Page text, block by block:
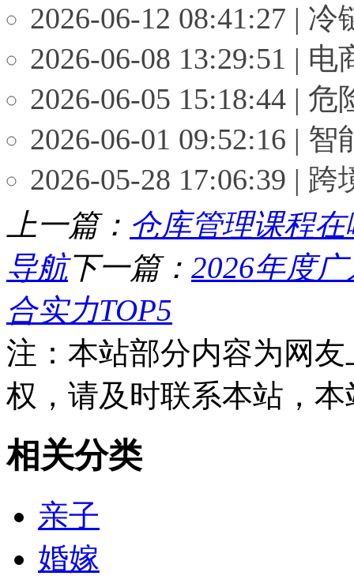
2026-06-12 08:41:27 |
2026-06-08 13:29:51 |
2026-06-05 15:18:44 |
2026-06-01 09:52:16 |
2026-05-28 17:06:39 |
上一篇： 仓库管理课程
导航下一篇： 2026年度
合实力TOP5
注：本站部分内容为网
权，请及时联系本站，
相关分类
亲子
婚嫁